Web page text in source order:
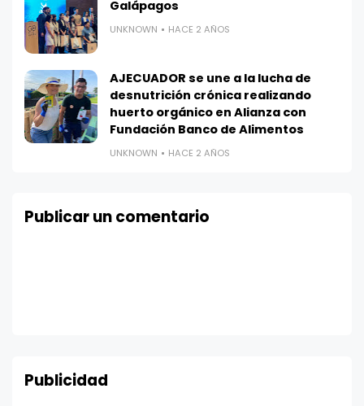
Galápagos
UNKNOWN HACE 2 AÑOS
AJECUADOR se une a la lucha de
desnutrición crónica realizando
huerto orgánico en Alianza con
Fundación Banco de Alimentos
UNKNOWN HACE 2 AÑOS
Publicar un comentario
Publicidad